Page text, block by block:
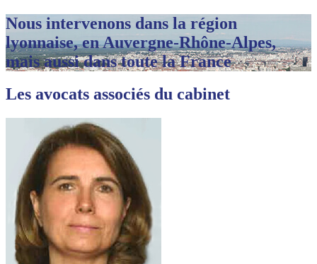
Nous intervenons dans la région
lyonnaise, en Auvergne-Rhône-Alpes,
mais aussi dans toute la France
Les avocats associés du cabinet